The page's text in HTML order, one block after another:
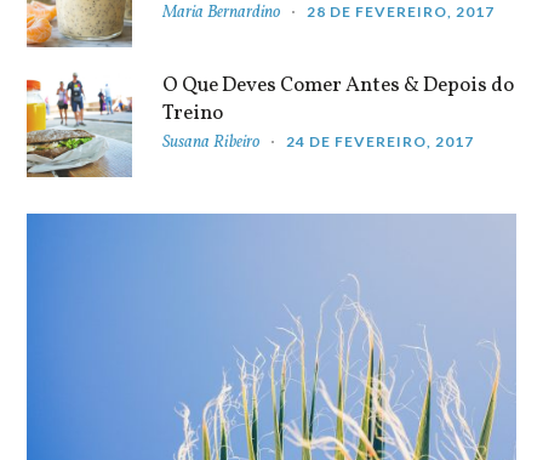
Maria Bernardino 28 DE FEVEREIRO, 2017
O Que Deves Comer Antes & Depois do
Treino
Susana Ribeiro 24 DE FEVEREIRO, 2017